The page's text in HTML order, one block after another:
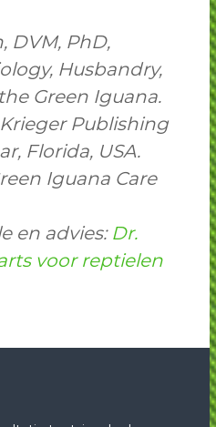
DVM, PhD,
Husbandry,
Green Iguana.
Publishing
Florida, USA.
Iguana Care
en advies: Dr.
voor reptielen